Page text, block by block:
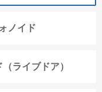
ノイド
ライブドア）